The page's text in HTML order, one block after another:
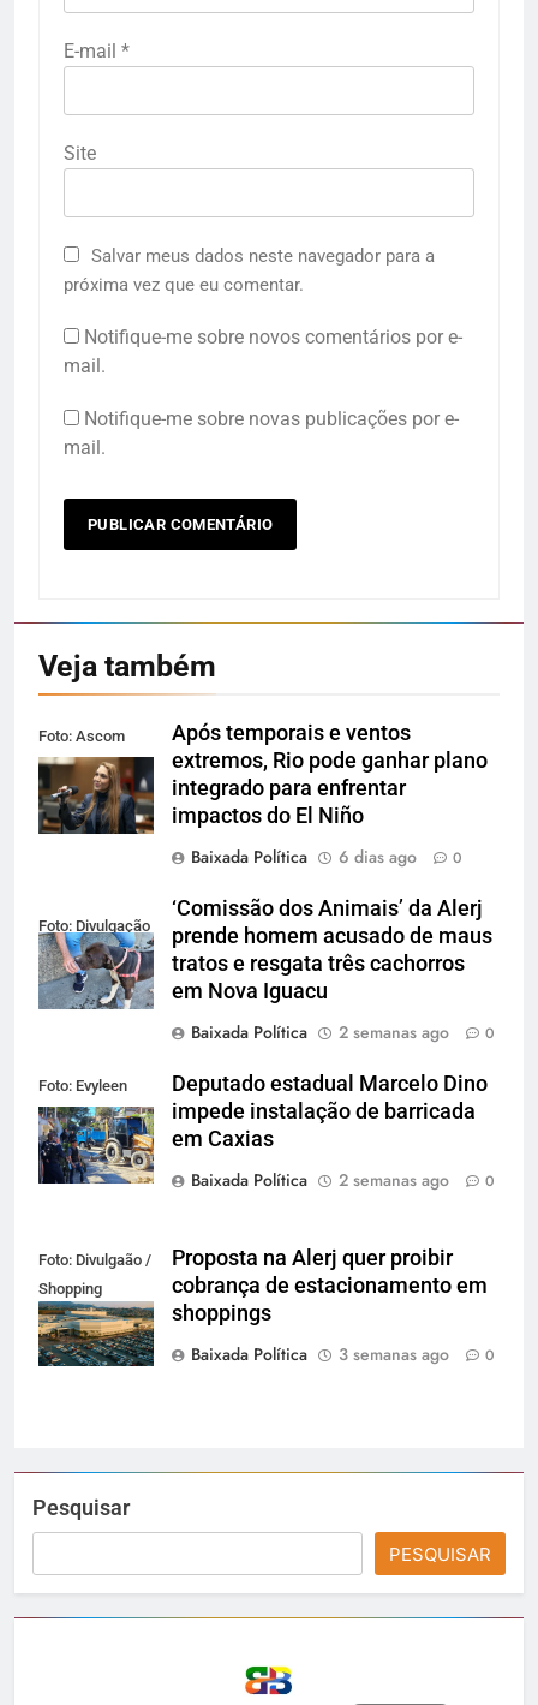
E-mail *
Site
Salvar meus dados neste navegador para a
próxima vez que eu comentar.
Notifique-me sobre novos comentários por e-
mail.
Notifique-me sobre novas publicações por e-
mail.
Veja também
Foto: Ascom
Alerj
Após temporais e ventos
extremos, Rio pode ganhar plano
integrado para enfrentar
impactos do El Niño
Baixada Política
6 dias ago 0
Foto: Divulgação
‘Comissão dos Animais’ da Alerj
prende homem acusado de maus
tratos e resgata três cachorros
em Nova Iguacu
Baixada Política
2 semanas ago 0
Foto: Evyleen
Freitas
Deputado estadual Marcelo Dino
impede instalação de barricada
em Caxias
Baixada Política
2 semanas ago 0
Foto: Divulgaão /
Shopping
Grande Rio
Proposta na Alerj quer proibir
cobrança de estacionamento em
shoppings
Baixada Política
3 semanas ago 0
Pesquisar
PESQUISAR